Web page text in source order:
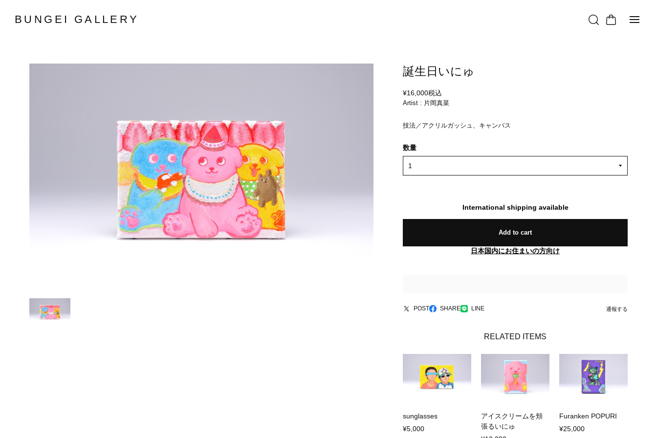
BUNGEI GALLERY
誕生日いにゅ
¥16,000税込
Artist : 片岡真菜
技法／アクリルガッシュ、キャンバス
数量
International shipping available
Add to cart
日本国内にお住まいの方向け
POST SHARE LINE 通報する
RELATED ITEMS
sunglasses
¥5,000
アイスクリームを頬
張るいにゅ
Furanken POPURI
¥25,000